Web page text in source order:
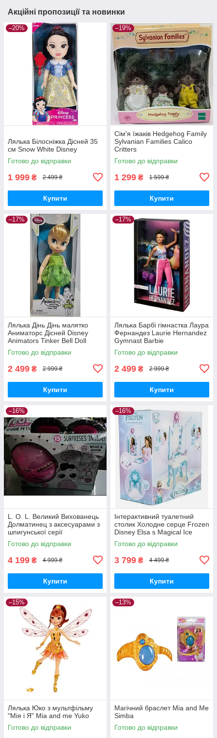
Акційні пропозиції та новинки
–20%
Лялька Білосніжка Дісней 35
см Snow White Disney
Готово до відправки
1 999 ₴ 2 499 ₴
Купити
–19%
Сім'я їжаків Hedgehog Family
Sylvanian Families Calico
Critters
Готово до відправки
1 299 ₴ 1 599 ₴
Купити
–17%
Лялька Дінь Дінь малятко
Аниматорс Дісней Disney
Animators Tinker Bell Doll
Готово до відправки
2 499 ₴ 2 999 ₴
Купити
–17%
Лялька Барбі гімнастка Лаура
Фернандез Laurie Hernandez
Gymnast Barbie
Готово до відправки
2 499 ₴ 2 999 ₴
Купити
–16%
L. O. L. Великий Вихованець
Долматинец з аксесуарами з
шпигунської серії
Готово до відправки
4 199 ₴ 4 999 ₴
Купити
–16%
Інтерактивний туалетний
столик Холодне серце Frozen
Disney Elsa s Magical Ice
Vanity
Готово до відправки
3 799 ₴ 4 499 ₴
Купити
–15%
Лялька Юко з мультфільму
"Мія і Я" Mia and me Yuko
Готово до відправки
–13%
Магічний браслет Mia and Me
Sіmba
Готово до відправки